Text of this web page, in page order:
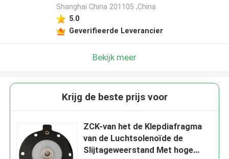
Shanghai China 201105 ,China
5.0
Geverifieerde Leverancier
Bekijk meer
Krijg de beste prijs voor
ZCK-van het de Klepdiafragma
van de Luchtsolenoïde de
Slijtageweerstand Met hoge